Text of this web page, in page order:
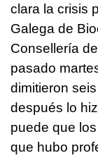
clara la crisis
Galega de
Consellería
pasado
dimitieron
después lo
puede que
que hubo